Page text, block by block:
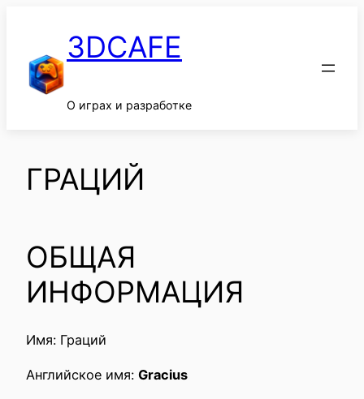
содержимому3DCAFE
О играх и разработке
ГРАЦИЙ
ОБЩАЯ
ИНФОРМАЦИЯ
Имя: Граций
Английское имя: Gracius